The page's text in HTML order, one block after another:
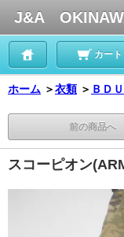
J&A
カート
ホーム ＞衣類 ＞ ＢＤＵ
前の商品へ
スコーピオン